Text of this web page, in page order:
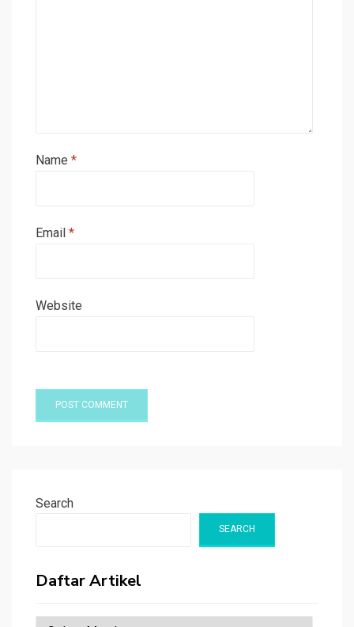
Name *
Email *
Website
Search
SEARCH
Daftar Artikel